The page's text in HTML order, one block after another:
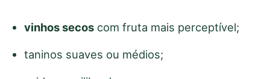
vinhos secos com fruta mais perceptível;
taninos suaves ou médios;